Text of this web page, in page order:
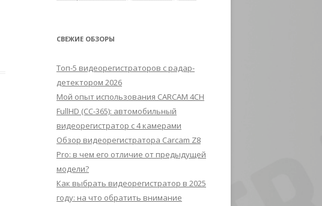
СВЕЖИЕ ОБЗОРЫ
Топ-5 видеорегистраторов с радар-
детектором 2026
Мой опыт использования CARCAM 4CH
FullHD (CC-365): автомобильный
видеорегистратор с 4 камерами
Обзор видеорегистратора Carcam Z8
Pro: в чем его отличие от предыдущей
модели?
Как выбрать видеорегистратор в 2025
году: на что обратить внимание